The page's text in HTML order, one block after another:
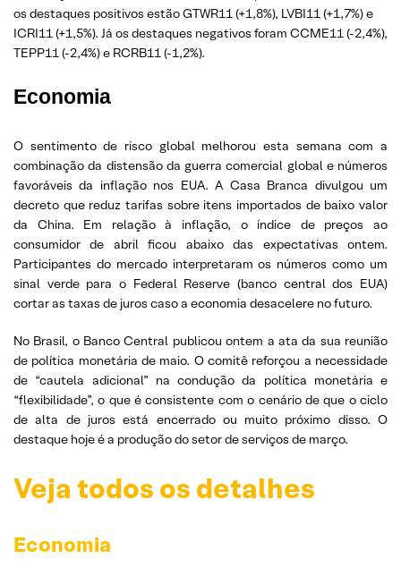
os destaques positivos estão GTWR11 (+1,8%), LVBI11 (+1,7%) e
ICRI11 (+1,5%). Já os destaques negativos foram CCME11 (-2,4%),
TEPP11 (-2,4%) e RCRB11 (-1,2%).
Economia
O sentimento de risco global melhorou esta semana com a
combinação da distensão da guerra comercial global e números
favoráveis ​​da inflação nos EUA. A Casa Branca divulgou um
decreto que reduz tarifas sobre itens importados de baixo valor
da China. Em relação à inflação, o índice de preços ao
consumidor de abril ficou abaixo das expectativas ontem.
Participantes do mercado interpretaram os números como um
sinal verde para o Federal Reserve (banco central dos EUA)
cortar as taxas de juros caso a economia desacelere no futuro.
No Brasil, o Banco Central publicou ontem a ata da sua reunião
de política monetária de maio. O comitê reforçou a necessidade
de “cautela adicional” na condução da política monetária e
“flexibilidade”, o que é consistente com o cenário de que o ciclo
de alta de juros está encerrado ou muito próximo disso. O
destaque hoje é a produção do setor de serviços de março.
Veja todos os detalhes
Economia